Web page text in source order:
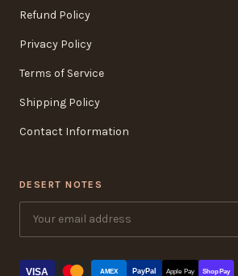
Refund Policy
Privacy Policy
Terms of Service
Shipping Policy
Contact Information
DESERT NOTES
VISA AMEX PayPal Apple Pay Shop Pay